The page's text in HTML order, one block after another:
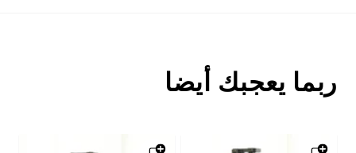
ربما يعجبك أيضا